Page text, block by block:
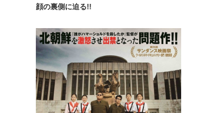
顔の裏側に迫る!!